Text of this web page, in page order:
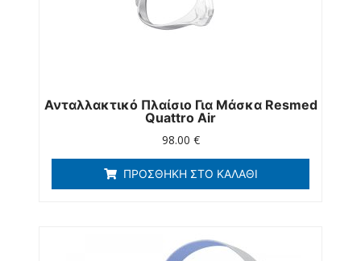
Ανταλλακτικό Πλαίσιο Για Μάσκα Resmed
Quattro Air
98.00 €
ΠΡΟΣΘΉΚΗ ΣΤΟ ΚΑΛΆΘΙ